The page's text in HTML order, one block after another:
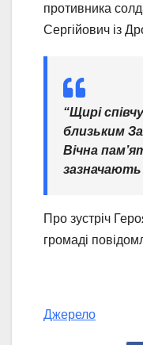
противника
Сергійович із
“Щирі
близьким
Вічна
зазначають
Про зустріч
громаді
Джерело